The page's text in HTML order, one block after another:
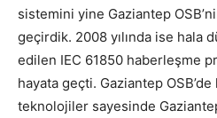
sistemini yine Gaziantep
geçirdik. 2008 yılında ise hala
edilen IEC 61850 haberleşme
hayata geçti. Gaziantep
teknolojiler sayesinde